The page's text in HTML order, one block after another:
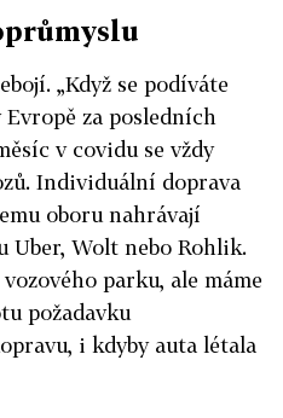
„Když se podíváte
za posledních
v covidu se vždy
Individuální doprava
oboru nahrávají
Uber, Wolt nebo Rohlik.
parku, ale máme
požadavku
i kdyby auta létala